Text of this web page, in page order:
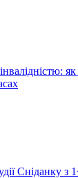
як
Сніданку з